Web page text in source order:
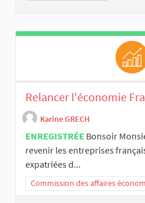
Relancer l'économie
Karine GRECH
ENREGISTRÉE Bonsoir
revenir les entreprises
expatriées d...
Commission des affaires